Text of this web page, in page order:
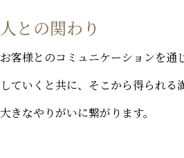
人との関わり
お客様とのコミュニケーションを通
していくと共に、そこから得られる
大きなやりがいに繋がります。